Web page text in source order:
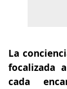
La
focalizada
cada